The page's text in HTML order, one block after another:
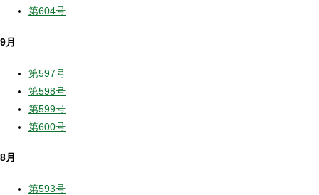
第604号
9月
第597号
第598号
第599号
第600号
8月
第593号